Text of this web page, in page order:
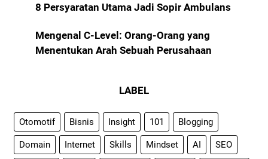
8 Persyaratan Utama Jadi Sopir Ambulans
Mengenal C-Level: Orang-Orang yang
Menentukan Arah Sebuah Perusahaan
LABEL
Otomotif Bisnis Insight 101 Blogging
Domain Internet Skills Mindset AI SEO